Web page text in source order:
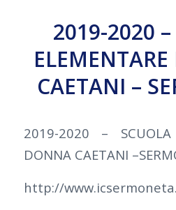
2019-2020
CAETANI –
2019-2020 – SCUOLA
DONNA CAETANI
http://